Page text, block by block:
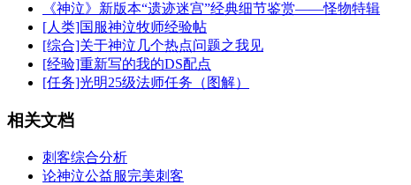
《神泣》新版本“遗迹迷宫”经典细节鉴赏——怪物特辑
[人类]国服神泣牧师经验帖
[综合]关于神泣几个热点问题之我见
[经验]重新写的我的DS配点
[任务]光明25级法师任务（图解）
相关文档
刺客综合分析
论神泣公益服完美刺客